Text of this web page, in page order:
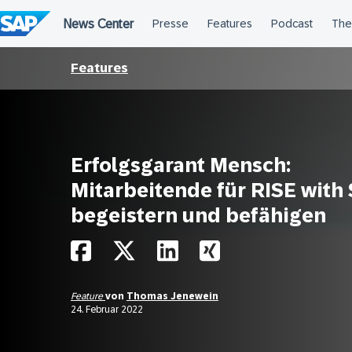
Features
Erfolgsgarant Mensch:
Mitarbeitende für RISE with
begeistern und befähigen
Featurevon Thomas Jenewein
24. Februar 2022